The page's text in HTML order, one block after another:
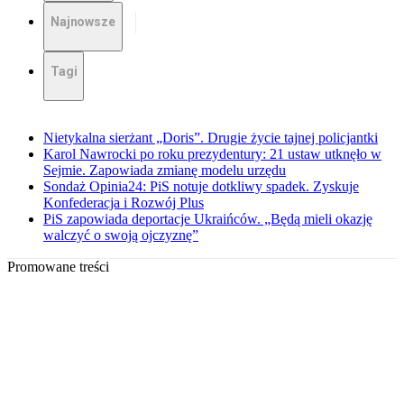
Najnowsze
Tagi
Nietykalna sierżant „Doris”. Drugie życie tajnej policjantki
Karol Nawrocki po roku prezydentury: 21 ustaw utknęło w
Sejmie. Zapowiada zmianę modelu urzędu
Sondaż Opinia24: PiS notuje dotkliwy spadek. Zyskuje
Konfederacja i Rozwój Plus
PiS zapowiada deportacje Ukraińców. „Będą mieli okazję
walczyć o swoją ojczyznę”
Promowane treści